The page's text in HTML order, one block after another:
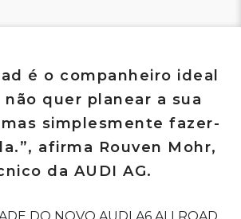
é o companheiro ideal
não quer planear a sua
simplesmente fazer-
afirma Rouven Mohr,
da AUDI AG.